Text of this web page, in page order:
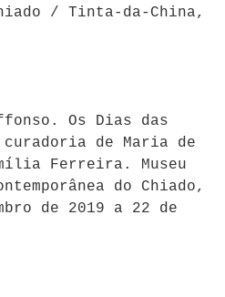
/ Tinta-da-China,
Os Dias das
curadoria de Maria de
Ferreira. Museu
do Chiado,
de 2019 a 22 de